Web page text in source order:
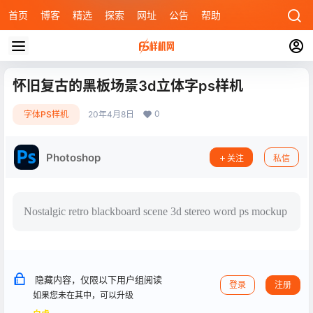
首页 博客 精选 探索 网址 公告 帮助
怀旧复古的黑板场景3d立体字ps样机
字体PS样机 20年4月8日 0
Photoshop 关注 私信
Nostalgic retro blackboard scene 3d stereo word ps mockup
隐藏内容，仅限以下用户组阅读
如果您未在其中，可以升级
登录 注册